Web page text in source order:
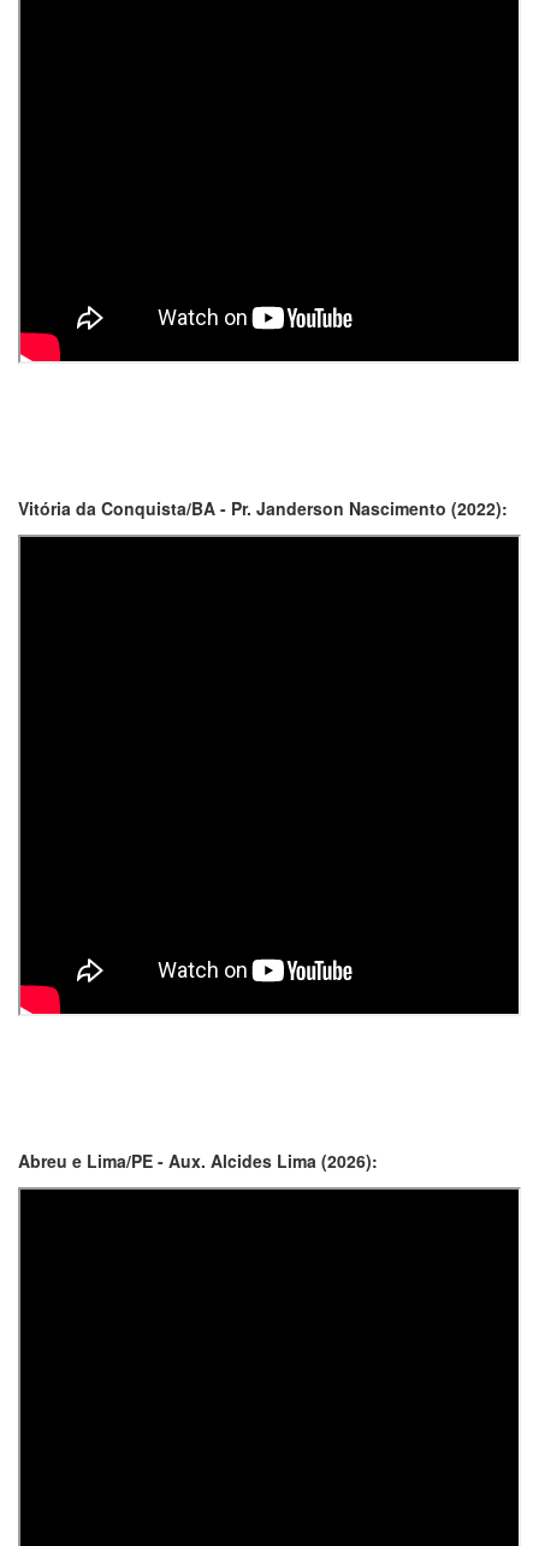
Vitória da Conquista/BA - Pr. Janderson Nascimento (2022):
Abreu e Lima/PE - Aux. Alcides Lima (2026):